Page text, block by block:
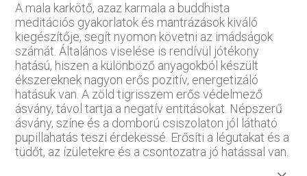
A mala karkötő, azaz karmala a buddhista
meditációs gyakorlatok és mantrázások kiváló
kiegészítője, segít nyomon követni az imádságok
számát. Általános viselése is rendívül jótékony
hatású, hiszen a különböző anyagokból készült
ékszereknek nagyon erős pozitív, energetizáló
hatásuk van. A zöld tigrisszem erős védelmező
ásvány, távol tartja a negatív entitásokat. Népszerű
ásvány, színe és a domború csiszolaton jól látható
pupillahatás teszi érdekessé. Erősíti a légutakat és a
tüdőt, az ízületekre és a csontozatra jó hatással van.